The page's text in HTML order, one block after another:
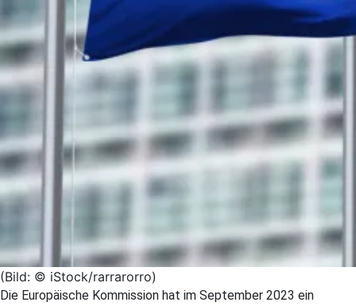
(Bild: © iStock/rarrarorro)
Die Europäische Kommission hat im September 2023 ein